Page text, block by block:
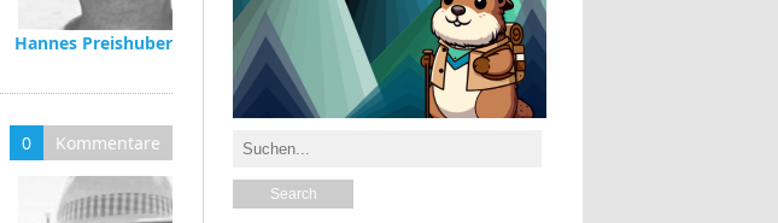
Hannes Preishuber
0 Kommentare